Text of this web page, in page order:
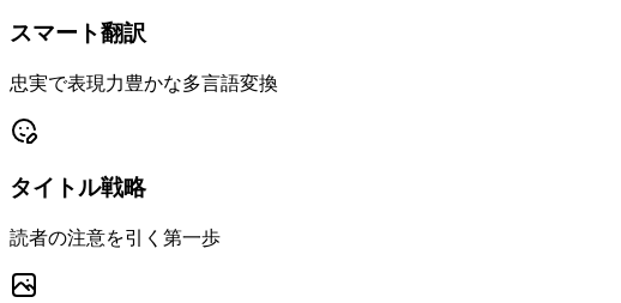
スマート翻訳
忠実で表現力豊かな多言語変換
タイトル戦略
読者の注意を引く第一歩